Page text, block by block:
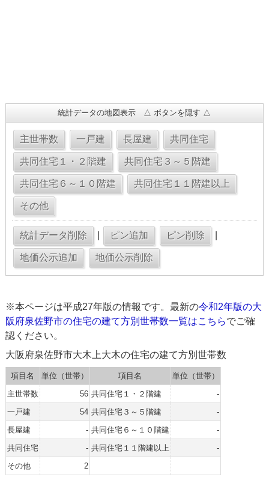
統計データの地図表示 △ ボタンを隠す △
※本ページは平成27年版の情報です。最新の令和2年版の大
阪府泉佐野市の住宅の建て方別世帯数一覧はこちらでご確
認ください。
大阪府泉佐野市大木上大木の住宅の建て方別世帯数
項目名 単位（世帯） 項目名
単位（世帯）
主世帯数
56 共同住宅１・２階建
-
一戸建
54 共同住宅３～５階建
-
長屋建
- 共同住宅６～１０階建
-
共同住宅
- 共同住宅１１階建以上
-
その他
2